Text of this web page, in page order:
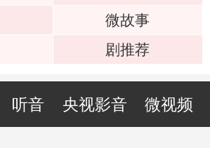
微故事
剧推荐
听音 央视影音 微视频